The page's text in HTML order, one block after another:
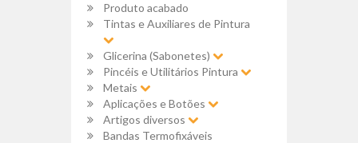
Produto acabado
Tintas e Auxiliares de Pintura
Glicerina (Sabonetes)
Pincéis e Utilitários Pintura
Metais
Aplicações e Botões
Artigos diversos
Bandas Termofixáveis